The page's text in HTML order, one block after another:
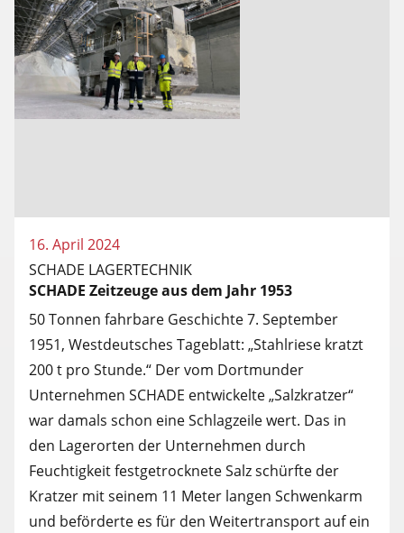
16. April 2024
SCHADE LAGERTECHNIK
SCHADE Zeitzeuge aus dem Jahr 1953
50 Tonnen fahrbare Geschichte 7. September
1951, Westdeutsches Tageblatt: „Stahlriese kratzt
200 t pro Stunde.“ Der vom Dortmunder
Unternehmen SCHADE entwickelte „Salzkratzer“
war damals schon eine Schlagzeile wert. Das in
den Lagerorten der Unternehmen durch
Feuchtigkeit festgetrocknete Salz schürfte der
Kratzer mit seinem 11 Meter langen Schwenkarm
und beförderte es für den Weitertransport auf ein